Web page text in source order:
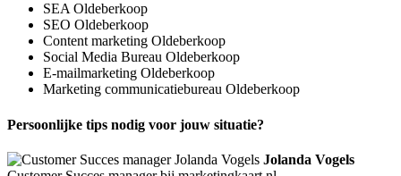
SEA Oldeberkoop
SEO Oldeberkoop
Content marketing Oldeberkoop
Social Media Bureau Oldeberkoop
E-mailmarketing Oldeberkoop
Marketing communicatiebureau Oldeberkoop
Persoonlijke tips nodig voor jouw situatie?
Jolanda Vogels